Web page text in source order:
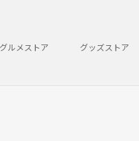
ルメストア グッズストア